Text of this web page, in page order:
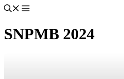
SNPMB 2024